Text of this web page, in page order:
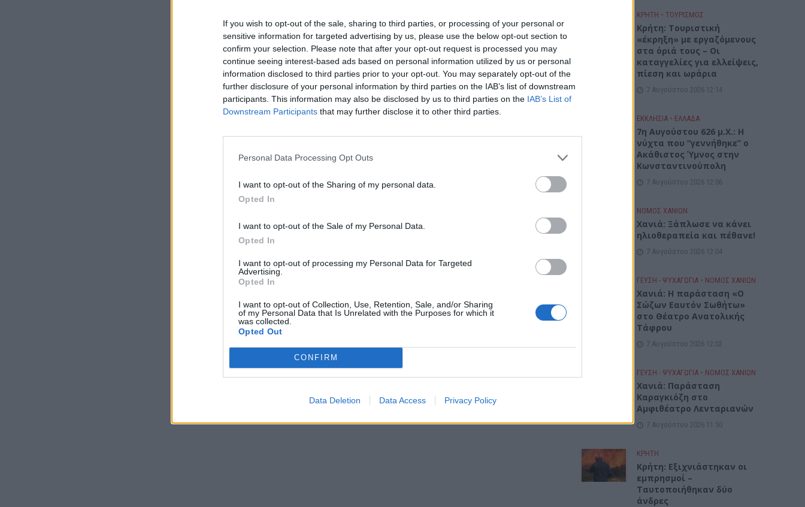
If you wish to opt-out of the sale, sharing to third parties, or processing of your personal or
sensitive information for targeted advertising by us, please use the below opt-out section to
confirm your selection. Please note that after your opt-out request is processed you may
continue seeing interest-based ads based on personal information utilized by us or personal
information disclosed to third parties prior to your opt-out. You may separately opt-out of the
further disclosure of your personal information by third parties on the IAB’s list of downstream
participants. This information may also be disclosed by us to third parties on the IAB’s List of
Downstream Participants that may further disclose it to other third parties.
Personal Data Processing Opt Outs
I want to opt-out of the Sharing of my personal data.
Opted In
I want to opt-out of the Sale of my Personal Data.
Opted In
I want to opt-out of processing my Personal Data for Targeted
Advertising.
Opted In
I want to opt-out of Collection, Use, Retention, Sale, and/or Sharing
of my Personal Data that Is Unrelated with the Purposes for which it
was collected.
Opted Out
CONFIRM
Data Deletion Data Access Privacy Policy
ΚΡΗΤΗ • ΤΟΥΡΙΣΜΟΣ
Κρήτη: Τουριστική
«έκρηξη» με εργαζόμενους
στα όριά τους – Οι
καταγγελίες για ελλείψεις,
πίεση και ωράρια
7 Αυγούστου 2026 12:14
ΕΚΚΛΗΣΙΑ • ΕΛΛΑΔΑ
7η Αυγούστου 626 μ.Χ.: Η
νύχτα που “γεννήθηκε” ο
Ακάθιστος Ύμνος στην
Κωνσταντινούπολη
7 Αυγούστου 2026 12:06
ΝΟΜΌΣ ΧΑΝΊΩΝ
Χανιά: Ξάπλωσε να κάνει
ηλιοθεραπεία και πέθανε!
7 Αυγούστου 2026 12:04
ΓΕΎΣΗ - ΨΥΧΑΓΩΓΊΑ • ΝΟΜΌΣ ΧΑΝΊΩΝ
Χανιά: Η παράσταση «Ο
Σώζων Εαυτόν Σωθήτω»
στο Θέατρο Ανατολικής
Τάφρου
7 Αυγούστου 2026 12:02
ΓΕΎΣΗ - ΨΥΧΑΓΩΓΊΑ • ΝΟΜΌΣ ΧΑΝΊΩΝ
Xανιά: Παράσταση
Καραγκιόζη στο
Αμφιθέατρο Λενταριανών
7 Αυγούστου 2026 11:50
ΚΡΗΤΗ
Κρήτη: Εξιχνιάστηκαν οι
εμπρησμοί –
Ταυτοποιήθηκαν δύο
άνδρες